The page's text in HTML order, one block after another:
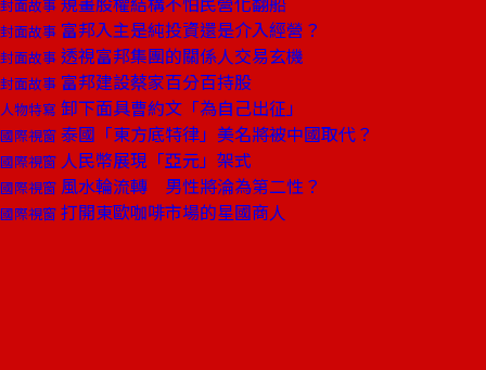
封面故事
封面故事 富邦入主是純投資還是介入經營？
封面故事 透視富邦集團的關係人交易玄機
封面故事 富邦建設蔡家百分百持股
人物特寫 卸下面具曹約文「為自己出征」
國際視窗 泰國「東方底特律」美名將被中國取代？
國際視窗 人民幣展現「亞元」架式
國際視窗 風水輪流轉 男性將淪為第二性？
國際視窗 打開東歐咖啡市場的星國商人